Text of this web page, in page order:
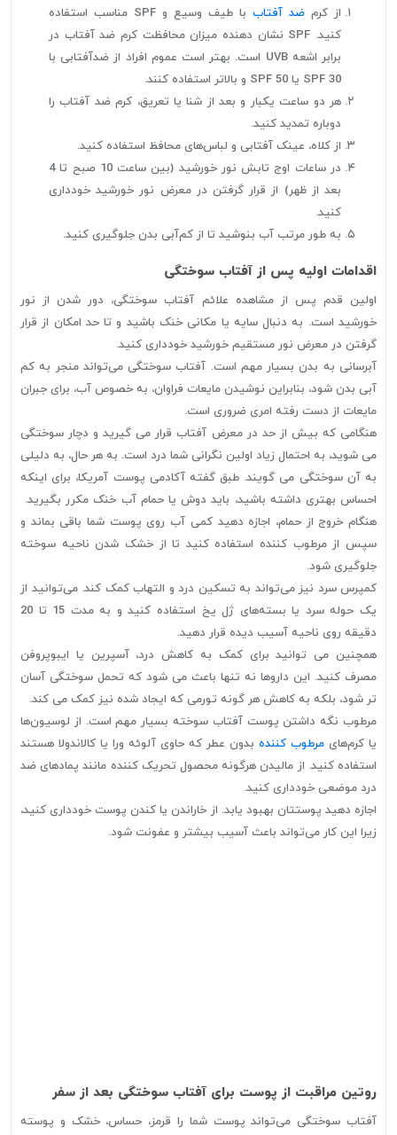
از کرم ضد آفتاب
با طیف وسیع و SPF مناسب استفاده
کنید. SPF نشان‌ دهنده میزان محافظت کرم ضد آفتاب در
برابر اشعه UVB است. بهتر است عموم افراد از ضدآفتابی با
SPF 30 یا SPF 50 و بالاتر استفاده کنند.
هر دو ساعت یکبار و بعد از شنا یا تعریق، کرم ضد آفتاب را
دوباره تمدید کنید.
از کلاه، عینک آفتابی و لباس‌های محافظ استفاده کنید.
در ساعات اوج تابش نور خورشید (بین ساعت 10 صبح تا 4
بعد از ظهر) از قرار گرفتن در معرض نور خورشید خودداری
کنید.
به طور مرتب آب بنوشید تا از کم‌آبی بدن جلوگیری کنید.
اقدامات اولیه پس از آفتاب سوختگی
اولین قدم پس از مشاهده علائم آفتاب سوختگی، دور شدن از نور
خورشید است. به دنبال سایه یا مکانی خنک باشید و تا حد امکان از قرار
گرفتن در معرض نور مستقیم خورشید خودداری کنید.
آبرسانی به بدن بسیار مهم است. آفتاب سوختگی می‌تواند منجر به کم
آبی بدن شود، بنابراین نوشیدن مایعات فراوان، به خصوص آب، برای جبران
مایعات از دست رفته امری ضروری است.
هنگامی که بیش از حد در معرض آفتاب قرار می گیرید و دچار سوختگی
می شوید، به احتمال زیاد اولین نگرانی شما درد است. به هر حال، به دلیلی
به آن سوختگی می گویند. طبق گفته آکادمی پوست آمریکا، برای اینکه
احساس بهتری داشته باشید، باید دوش یا حمام آب خنک مکرر بگیرید.
هنگام خروج از حمام، اجازه دهید کمی آب روی پوست شما باقی بماند و
سپس از مرطوب کننده استفاده کنید تا از خشک شدن ناحیه سوخته
جلوگیری شود.
کمپرس سرد نیز می‌تواند به تسکین درد و التهاب کمک کند. می‌توانید از
یک حوله سرد یا بسته‌های ژل یخ استفاده کنید و به مدت 15 تا 20
دقیقه روی ناحیه آسیب دیده قرار دهید.
همچنین می توانید برای کمک به کاهش درد، آسپرین یا ایبوپروفن
مصرف کنید. این داروها نه تنها باعث می شود که تحمل سوختگی آسان
تر شود، بلکه به کاهش هر گونه تورمی که ایجاد شده نیز کمک می کند.
مرطوب نگه داشتن پوست آفتاب سوخته بسیار مهم است. از لوسیون‌ها
یا کرم‌های مرطوب کننده بدون عطر که حاوی آلوئه ورا یا کالاندولا هستند
استفاده کنید. از مالیدن هرگونه محصول تحریک کننده مانند پمادهای ضد
درد موضعی خودداری کنید.
اجازه دهید پوستتان بهبود یابد. از خاراندن یا کندن پوست خودداری کنید،
زیرا این کار می‌تواند باعث آسیب بیشتر و عفونت شود.
روتین مراقبت از پوست برای آفتاب سوختگی بعد از سفر
آفتاب سوختگی می‌تواند پوست شما را قرمز، حساس، خشک و پوسته